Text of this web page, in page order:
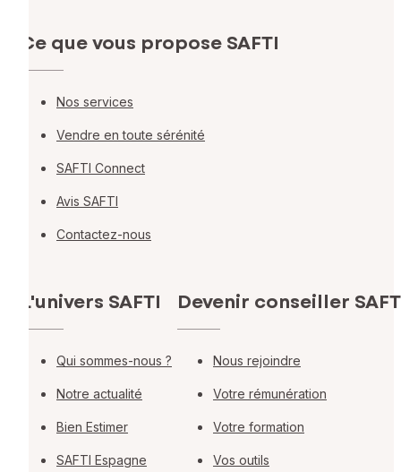
Ce que vous propose SAFTI
Nos services
Vendre en toute sérénité
SAFTI Connect
Avis SAFTI
Contactez-nous
L'univers SAFTI
Qui sommes-nous ?
Notre actualité
Bien Estimer
SAFTI Espagne
Devenir conseiller
Nous rejoindre
Votre rémunération
Votre formation
Vos outils